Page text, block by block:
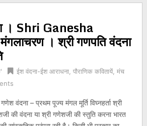
। Shri Ganesha
। श्री गणपति वंदना
ईश वंदना-ईश आराधना, पौराणिक कवितायें, मंच
वंदना – प्रथम पूज्य मंगल मूर्ति विघ्नहर्ता श्री
की वंदना या श्री गणेशजी की स्तुति करना भारत